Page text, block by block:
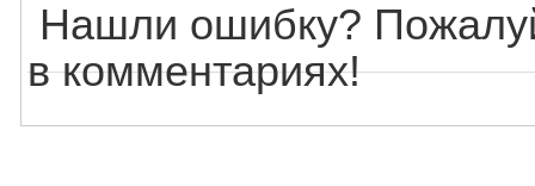
Нашли ошибку?
в комментариях!